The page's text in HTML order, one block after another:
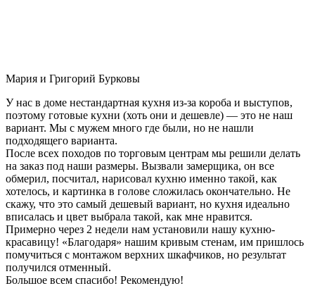
Мария и Григорий Бурковы
У нас в доме нестандартная кухня из-за короба и выступов,
поэтому готовые кухни (хоть они и дешевле) — это не наш
вариант. Мы с мужем много где были, но не нашли
подходящего варианта.
После всех походов по торговым центрам мы решили делать
на заказ под наши размеры. Вызвали замерщика, он все
обмерил, посчитал, нарисовал кухню именно такой, как
хотелось, и картинка в голове сложилась окончательно. Не
скажу, что это самый дешевый вариант, но кухня идеально
вписалась и цвет выбрала такой, как мне нравится.
Примерно через 2 недели нам установили нашу кухню-
красавицу! «Благодаря» нашим кривым стенам, им пришлось
помучиться с монтажом верхних шкафчиков, но результат
получился отменный.
Большое всем спасибо! Рекомендую!